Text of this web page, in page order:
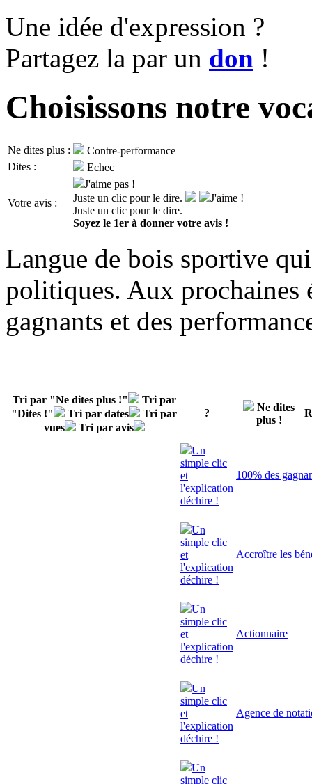
Une idée d'expression ?
Partagez la par un don !
Choisissons notre
Ne dites plus :
Contre-performance
Dites :
Echec
Votre avis :
J'aime pas !
Juste un clic pour le dire.
J'aime !
Juste un clic pour le dire.
Soyez le 1er à donner votre avis !
Langue de bois sportive
politiques. Aux prochaines
gagnants et des
Tri par "Ne dites plus !"
Tri par
"Dites !"
Tri par dates
Tri par
vues
Tri par avis
?
Ne dites
plus !
Un
simple clic
et
l'explication
déchire !
100% des
Un
simple clic
et
l'explication
déchire !
Accroître les
Un
simple clic
et
l'explication
déchire !
Actionnaire
Un
simple clic
et
l'explication
déchire !
Agence de
Un
simple clic